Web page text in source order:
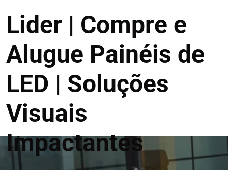
Lider | Compre e
Alugue Painéis de
LED | Soluções
Visuais
Impactantes